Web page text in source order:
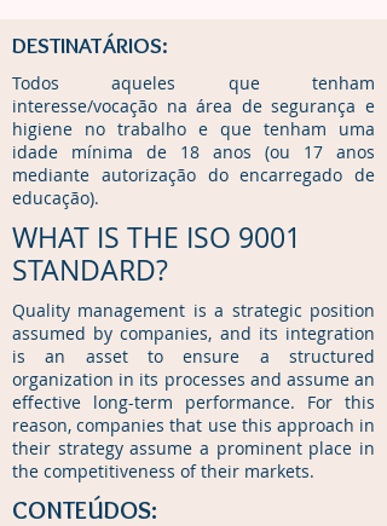
DESTINATÁRIOS:
Todos aqueles que tenham
interesse/vocação na área de segurança e
higiene no trabalho e que tenham uma
idade mínima de 18 anos (ou 17 anos
mediante autorização do encarregado de
educação).
WHAT IS THE ISO 9001
STANDARD?
Quality management is a strategic position
assumed by companies, and its integration
is an asset to ensure a structured
organization in its processes and assume an
effective long-term performance. For this
reason, companies that use this approach in
their strategy assume a prominent place in
the competitiveness of their markets.
CONTEÚDOS: